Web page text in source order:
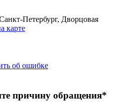
Петербург, Дворцовая
карте
об ошибке
причину обращения*